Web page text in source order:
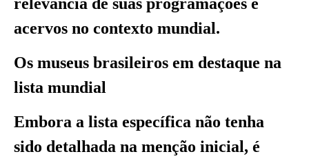
acervos no contexto mundial.
Os museus brasileiros em destaque na
lista mundial
Embora a lista específica não tenha
sido detalhada na menção inicial, é